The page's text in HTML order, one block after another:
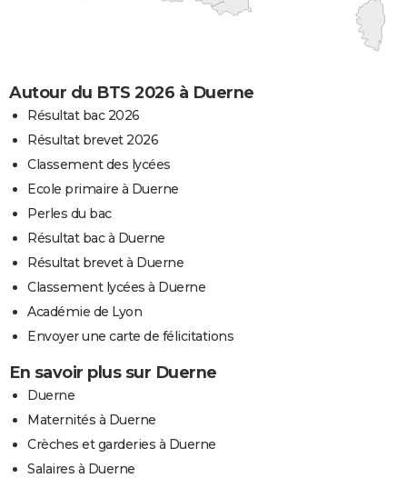
Autour du BTS 2026 à Duerne
Résultat bac 2026
Résultat brevet 2026
Classement des lycées
Ecole primaire à Duerne
Perles du bac
Résultat bac à Duerne
Résultat brevet à Duerne
Classement lycées à Duerne
Académie de Lyon
Envoyer une carte de félicitations
En savoir plus sur Duerne
Duerne
Maternités à Duerne
Crèches et garderies à Duerne
Salaires à Duerne